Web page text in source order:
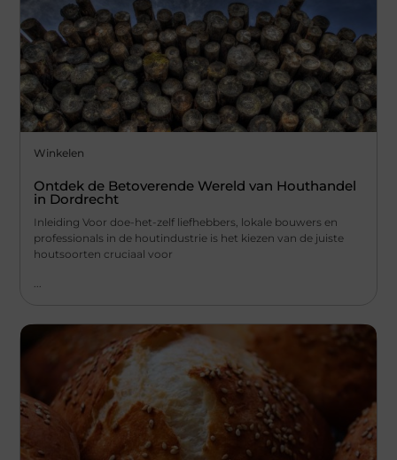
Winkelen
Ontdek de Betoverende Wereld van Houthandel
in Dordrecht
Inleiding Voor doe-het-zelf liefhebbers, lokale bouwers en
professionals in de houtindustrie is het kiezen van de juiste
houtsoorten cruciaal voor